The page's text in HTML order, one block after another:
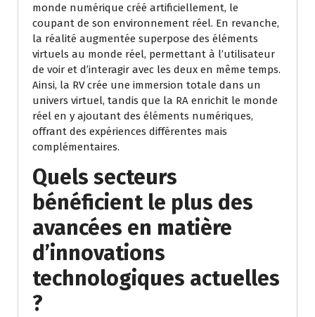
monde numérique créé artificiellement, le
coupant de son environnement réel. En revanche,
la réalité augmentée superpose des éléments
virtuels au monde réel, permettant à l’utilisateur
de voir et d’interagir avec les deux en même temps.
Ainsi, la RV crée une immersion totale dans un
univers virtuel, tandis que la RA enrichit le monde
réel en y ajoutant des éléments numériques,
offrant des expériences différentes mais
complémentaires.
Quels secteurs
bénéficient le plus des
avancées en matière
d’innovations
technologiques actuelles
?